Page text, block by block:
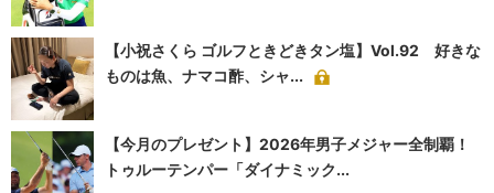
【小祝さくら ゴルフときどきタン塩】Vol.92 好きな
ものは魚、ナマコ酢、シャ...
【今月のプレゼント】2026年男子メジャー全制覇！
トゥルーテンパー「ダイナミック...